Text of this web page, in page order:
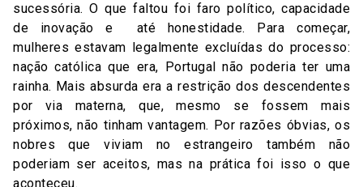
sucessória. O que faltou foi faro político, capacidade
de inovação e até honestidade. Para começar,
mulheres estavam legalmente excluídas do processo:
nação católica que era, Portugal não poderia ter uma
rainha. Mais absurda era a restrição dos descendentes
por via materna, que, mesmo se fossem mais
próximos, não tinham vantagem. Por razões óbvias, os
nobres que viviam no estrangeiro também não
poderiam ser aceitos, mas na prática foi isso o que
aconteceu.